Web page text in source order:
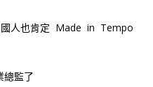
國人也肯定 Made in Tempo
總監了